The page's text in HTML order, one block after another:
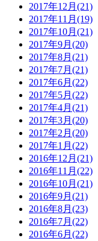
2017年12月(21)
2017年11月(19)
2017年10月(21)
2017年9月(20)
2017年8月(21)
2017年7月(21)
2017年6月(22)
2017年5月(22)
2017年4月(21)
2017年3月(20)
2017年2月(20)
2017年1月(22)
2016年12月(21)
2016年11月(22)
2016年10月(21)
2016年9月(21)
2016年8月(23)
2016年7月(22)
2016年6月(22)